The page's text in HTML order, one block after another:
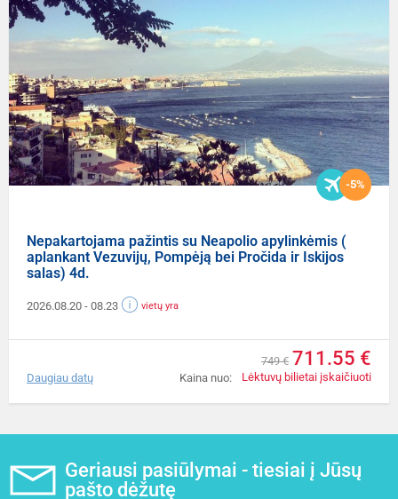
-5%
Nepakartojama pažintis su Neapolio apylinkėmis (
aplankant Vezuvijų, Pompėją bei Pročida ir Iskijos
salas) 4d.
2026.08.20 - 08.23 vietų yra
Kaina nuo:
749 € 711.55 €
Lėktuvų bilietai įskaičiuoti
Daugiau datų
Geriausi pasiūlymai - tiesiai į Jūsų
pašto dėžutę